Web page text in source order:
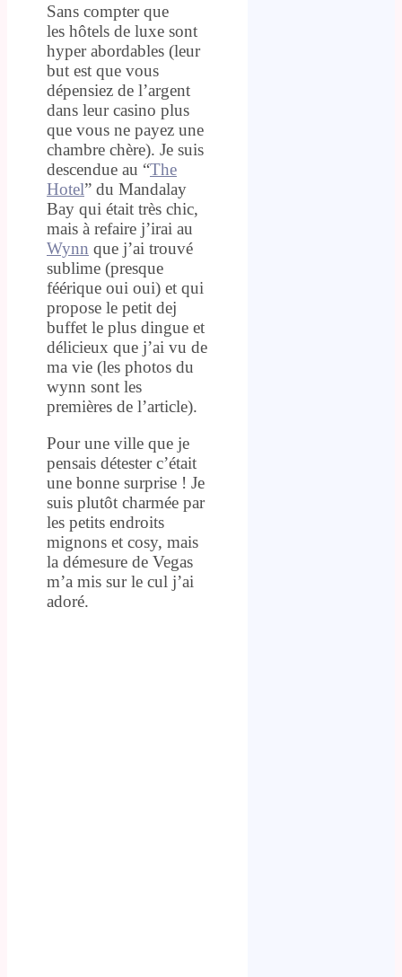
Sans compter que
les hôtels de luxe sont
hyper abordables (leur
but est que vous
dépensiez de l’argent
dans leur casino plus
que vous ne payez une
chambre chère). Je suis
descendue au “The
Hotel” du Mandalay
Bay qui était très chic,
mais à refaire j’irai au
Wynn que j’ai trouvé
sublime (presque
féérique oui oui) et qui
propose le petit dej
buffet le plus dingue et
délicieux que j’ai vu de
ma vie (les photos du
wynn sont les
premières de l’article).
Pour une ville que je
pensais détester c’était
une bonne surprise ! Je
suis plutôt charmée par
les petits endroits
mignons et cosy, mais
la démesure de Vegas
m’a mis sur le cul j’ai
adoré.